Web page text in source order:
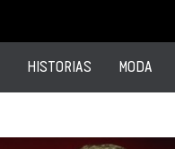
HISTORIAS MODA